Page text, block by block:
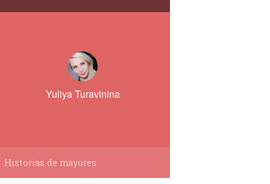
Yuliya Turavinina
Historias de mayores